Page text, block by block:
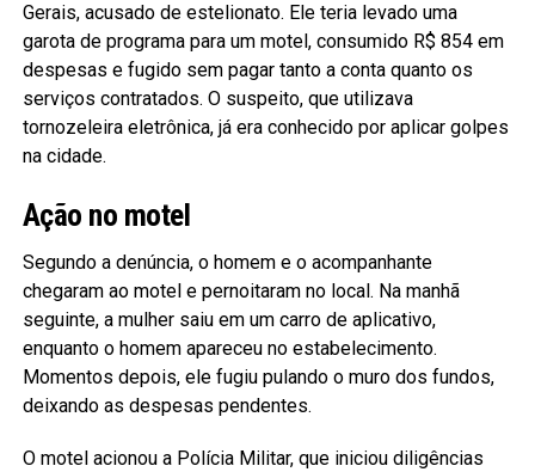
Gerais, acusado de estelionato. Ele teria levado uma
garota de programa para um motel, consumido R$ 854 em
despesas e fugido sem pagar tanto a conta quanto os
serviços contratados. O suspeito, que utilizava
tornozeleira eletrônica, já era conhecido por aplicar golpes
na cidade.
Ação no motel
Segundo a denúncia, o homem e o acompanhante
chegaram ao motel e pernoitaram no local. Na manhã
seguinte, a mulher saiu em um carro de aplicativo,
enquanto o homem apareceu no estabelecimento.
Momentos depois, ele fugiu pulando o muro dos fundos,
deixando as despesas pendentes.
O motel acionou a Polícia Militar, que iniciou diligências